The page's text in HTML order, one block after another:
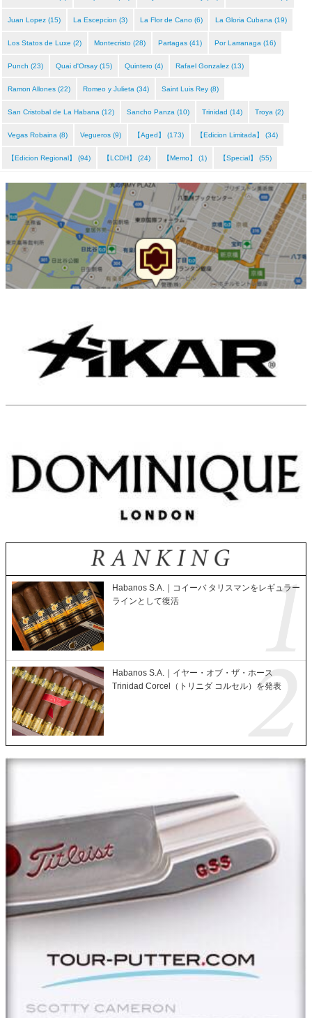
Juan Lopez (15) La Escepcion (3) La Flor de Cano (6) La Gloria Cubana (19)
Los Statos de Luxe (2) Montecristo (28) Partagas (41) Por Larranaga (16)
Punch (23) Quai d'Orsay (15) Quintero (4) Rafael Gonzalez (13)
Ramon Allones (22) Romeo y Julieta (34) Saint Luis Rey (8)
San Cristobal de La Habana (12) Sancho Panza (10) Trinidad (14) Troya (2)
Vegas Robaina (8) Vegueros (9) 【Aged】 (173) 【Edicion Limitada】 (34)
【Edicion Regional】 (94) 【LCDH】 (24) 【Memo】 (1) 【Special】 (55)
Habanos S.A.｜コイーバ タリスマンをレギュラー
ラインとして復活
Habanos S.A.｜イヤー・オブ・ザ・ホース
Trinidad Corcel（トリニダ コルセル）を発表